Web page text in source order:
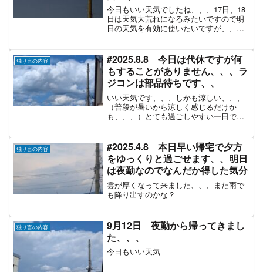
今日もいい天気でしたね、、、17日、18
日は天気大荒れになるみたいですので明
日の天気を有効に使いたいですが、、、
独り言の内容
#2025.8.8 今日は代休ですが何
もすることがありません、、、ラ
ジコンは部品待ちです、、
いい天気です、、、しかも涼しい、、、
（普段が暑いから涼しく感じるだけか
も、、、）とても過ごしやすい一日でし
独り言の内容
#2025.4.8 本日早い帰宅で夕方
をゆっくりと過ごせます、、明日
は夜勤なのでなんだか得した気分
雲が厚くなって来ました、、、また雨で
も降り出すのかな？
独り言の内容
9月12日 夜勤から帰ってきまし
た、、、
今日もいい天気